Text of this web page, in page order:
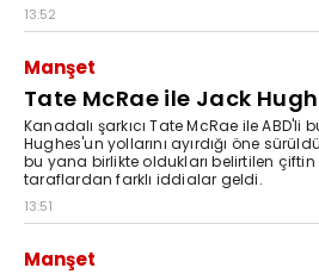
13:52
Manşet
Tate McRae ile Jack
Kanadalı şarkıcı Tate McRae ile ABD'li
Hughes'un yollarını ayırdığı öne
bu yana birlikte oldukları belirtilen çiftin
taraflardan farklı iddialar geldi.
13:51
Manşet